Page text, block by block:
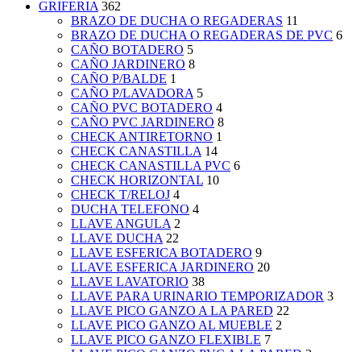
GRIFERIA 362
BRAZO DE DUCHA O REGADERAS 11
BRAZO DE DUCHA O REGADERAS DE PVC 6
CAÑO BOTADERO 5
CAÑO JARDINERO 8
CAÑO P/BALDE 1
CAÑO P/LAVADORA 5
CAÑO PVC BOTADERO 4
CAÑO PVC JARDINERO 8
CHECK ANTIRETORNO 1
CHECK CANASTILLA 14
CHECK CANASTILLA PVC 6
CHECK HORIZONTAL 10
CHECK T/RELOJ 4
DUCHA TELEFONO 4
LLAVE ANGULA 2
LLAVE DUCHA 22
LLAVE ESFERICA BOTADERO 9
LLAVE ESFERICA JARDINERO 20
LLAVE LAVATORIO 38
LLAVE PARA URINARIO TEMPORIZADOR 3
LLAVE PICO GANZO A LA PARED 22
LLAVE PICO GANZO AL MUEBLE 2
LLAVE PICO GANZO FLEXIBLE 7